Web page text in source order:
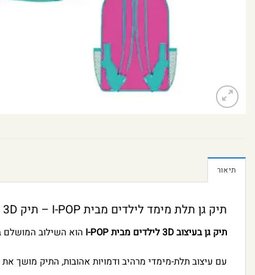
תיאור
תיק גן תלת מימד לילדים מבית I-POP – תיק 3D צבעוני, נוח ועמיד לגן וליומיום!
תיק גן בעיצוב 3D לילדים מבית I-POP הוא השילוב המושלם
עם עיצוב תלת-מימדי מרהיב ודמויות אהובות, התיק מושך